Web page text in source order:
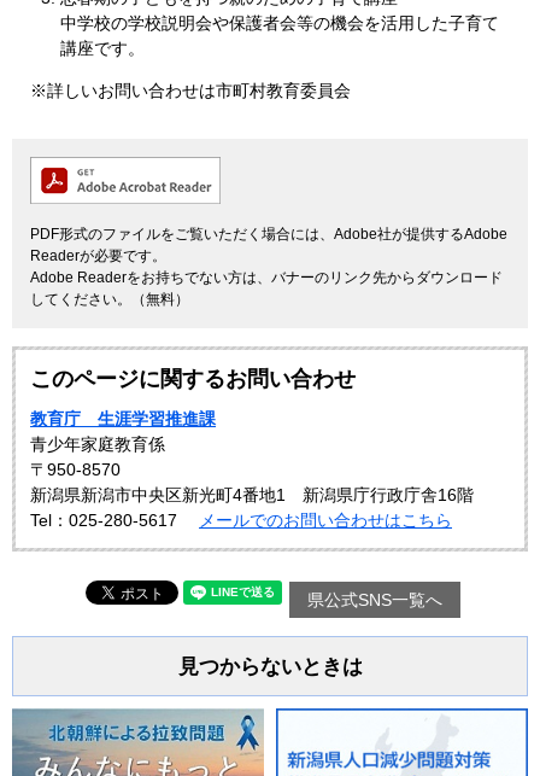
中学校の学校説明会や保護者会等の機会を活用した子育て
講座です。
※詳しいお問い合わせは市町村教育委員会
PDF形式のファイルをご覧いただく場合には、Adobe社が提供するAdobe
Readerが必要です。
Adobe Readerをお持ちでない方は、バナーのリンク先からダウンロード
してください。（無料）
このページに関するお問い合わせ
教育庁 生涯学習推進課
青少年家庭教育係
〒950-8570
新潟県新潟市中央区新光町4番地1 新潟県庁行政庁舎16階
Tel：025-280-5617
メールでのお問い合わせはこちら
県公式SNS一覧へ
見つからないときは